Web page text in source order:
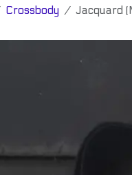
Crossbody Jacquard